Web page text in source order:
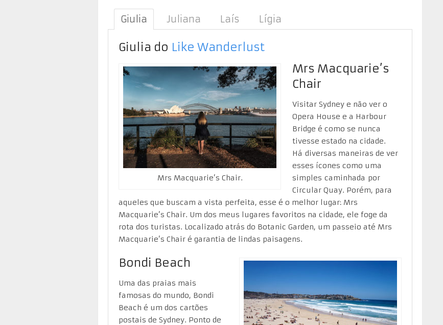
Giulia Juliana Laís Lígia
Giulia do Like Wanderlust
Mrs Macquarie’s Chair.
Mrs Macquarie’s
Chair
Visitar Sydney e não ver o
Opera House e a Harbour
Bridge é como se nunca
tivesse estado na cidade.
Há diversas maneiras de ver
esses ícones como uma
simples caminhada por
Circular Quay. Porém, para
aqueles que buscam a vista perfeita, esse é o melhor lugar: Mrs
Macquarie’s Chair. Um dos meus lugares favoritos na cidade, ele foge da
rota dos turistas. Localizado atrás do Botanic Garden, um passeio até Mrs
Macquarie’s Chair é garantia de lindas paisagens.
Bondi Beach
Uma das praias mais
famosas do mundo, Bondi
Beach é um dos cartões
postais de Sydney. Ponto de